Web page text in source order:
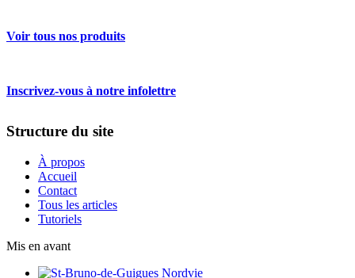
Voir tous nos produits
Inscrivez-vous à notre infolettre
Structure du site
À propos
Accueil
Contact
Tous les articles
Tutoriels
Mis en avant